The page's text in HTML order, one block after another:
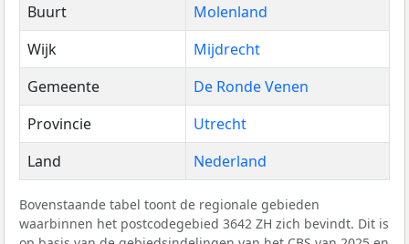
Buurt
Molenland
Wijk
Mijdrecht
Gemeente
De Ronde Venen
Provincie
Utrecht
Land
Nederland
Bovenstaande tabel toont de regionale gebieden
waarbinnen het postcodegebied 3642 ZH zich bevindt. Dit is